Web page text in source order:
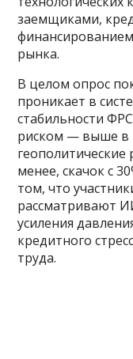
заемщиками,
рынка.
В целом опрос
проникает в
стабильности
риском — выше в
менее, скачок с
том, что
рассматривают
усиления
кредитного
труда.